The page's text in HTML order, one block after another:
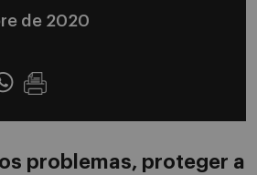
de 2020
problemas, proteger a